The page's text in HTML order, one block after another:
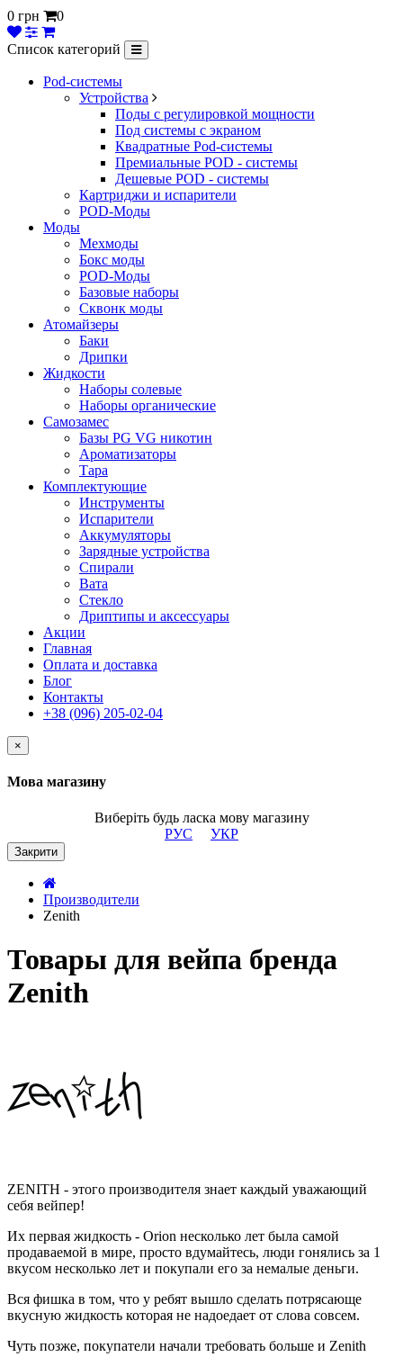
0 грн
0
Список категорий
Pod-системы
Устройства
Поды с регулировкой мощности
Под системы с экраном
Квадратные Pod-системы
Премиальные POD - системы
Дешевые POD - системы
Картриджи и испарители
POD-Моды
Моды
Мехмоды
Бокс моды
POD-Моды
Базовые наборы
Сквонк моды
Атомайзеры
Баки
Дрипки
Жидкости
Наборы солевые
Наборы органические
Самозамес
Базы PG VG никотин
Ароматизаторы
Тара
Комплектующие
Инструменты
Испарители
Аккумуляторы
Зарядные устройства
Спирали
Вата
Стекло
Дриптипы и аксессуары
Акции
Главная
Оплата и доставка
Блог
Контакты
+38 (096) 205-02-04
×
Мова магазину
Виберіть будь ласка мову магазину
РУС
УКР
Закрити
Производители
Zenith
Товары для вейпа бренда
Zenith
ZENITH - этого производителя знает каждый уважающий
себя вейпер!
Их первая жидкость - Orion несколько лет была самой
продаваемой в мире, просто вдумайтесь, люди гонялись за 1
вкусом несколько лет и покупали его за немалые деньги.
Вся фишка в том, что у ребят вышло сделать потрясающе
вкусную жидкость которая не надоедает от слова совсем.
Чуть позже, покупатели начали требовать больше и Zenith